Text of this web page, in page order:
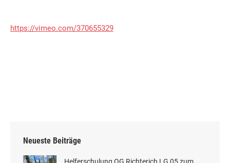
https://vimeo.com/370655329
Neueste Beiträge
Helferschulung OG Richterich LG 05 zum